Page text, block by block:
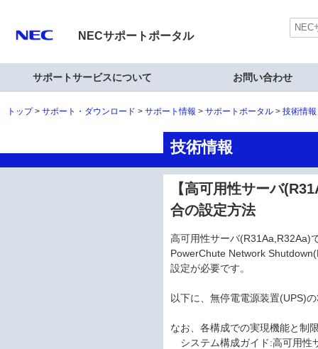
NECサポートポータル
サポートサービスについて お問い合わせ
トップ サポート・ダウンロード サポート情報 サポートポータル 技術情
技術情報
【高可用性サーバ
合の設定方法
高可用性サーバ(R31Aa,R32Aa)
PowerChute Network
設定が必要です。
以下に、無停電電源装置(UPS)
なお、各構成での実現機能と制
システム構成ガイド:高可用性